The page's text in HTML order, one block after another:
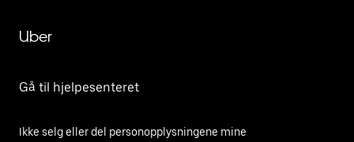
Uber
Gå til hjelpesenteret
Ikke selg eller del personopplysningene mine